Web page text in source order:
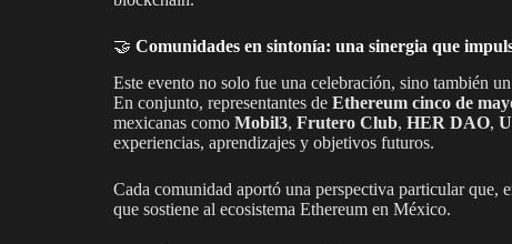
🤝 Comunidades en sintonía: una sinergia que
Este evento no solo fue una celebración, sino también
En conjunto, representantes de Ethereum cinco de
mexicanas como Mobil3, Frutero Club, HER DAO,
experiencias, aprendizajes y objetivos futuros.
Cada comunidad aportó una perspectiva particular que,
que sostiene al ecosistema Ethereum en México.